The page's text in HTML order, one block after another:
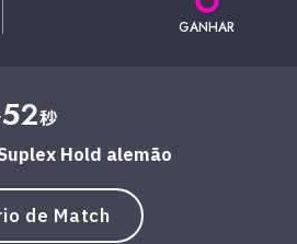
GANHAR
52秒
Hold alemão
de Match